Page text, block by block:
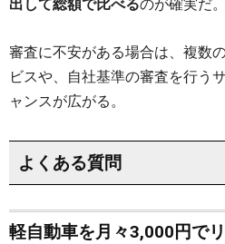
出して総額で比べるのが確実だ。
審査に不安がある場合は、複数
ビスや、自社基準の審査を行う
ャンスが広がる。
よくある質問
軽自動車を月々3,000円で